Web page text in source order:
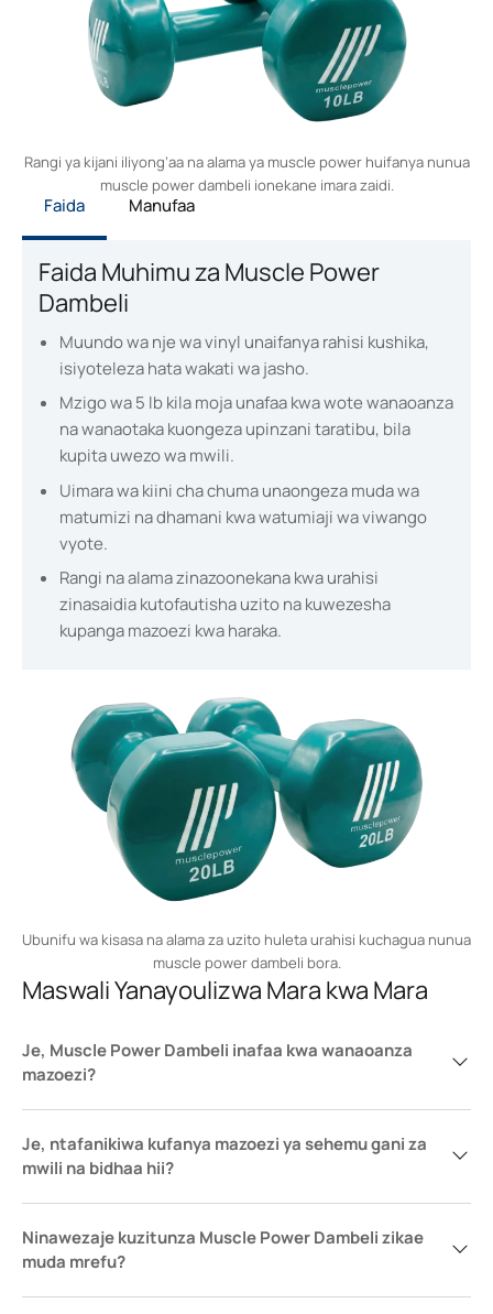
Rangi ya kijani iliyong’aa na alama ya muscle power huifanya nunua
muscle power dambeli ionekane imara zaidi.
Faida Manufaa
Faida Muhimu za Muscle Power
Dambeli
Muundo wa nje wa vinyl unaifanya rahisi kushika,
isiyoteleza hata wakati wa jasho.
Mzigo wa 5 lb kila moja unafaa kwa wote wanaoanza
na wanaotaka kuongeza upinzani taratibu, bila
kupita uwezo wa mwili.
Uimara wa kiini cha chuma unaongeza muda wa
matumizi na dhamani kwa watumiaji wa viwango
vyote.
Rangi na alama zinazoonekana kwa urahisi
zinasaidia kutofautisha uzito na kuwezesha
kupanga mazoezi kwa haraka.
Ubunifu wa kisasa na alama za uzito huleta urahisi kuchagua nunua
muscle power dambeli bora.
Maswali Yanayoulizwa Mara kwa Mara
Je, Muscle Power Dambeli inafaa kwa wanaoanza
mazoezi?
Je, ntafanikiwa kufanya mazoezi ya sehemu gani za
mwili na bidhaa hii?
Ninawezaje kuzitunza Muscle Power Dambeli zikae
muda mrefu?